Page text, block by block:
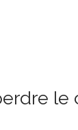
le